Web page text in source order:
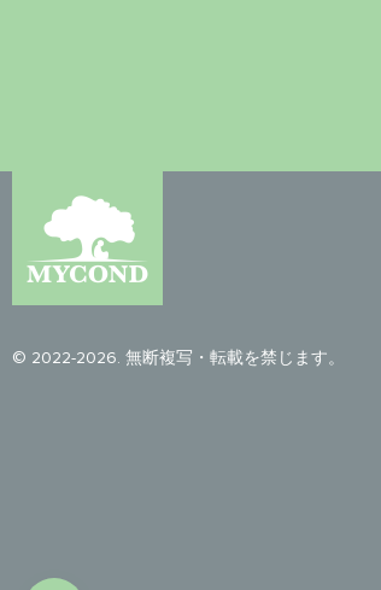
© 2022-2026. 無断複写・転載を禁じます。